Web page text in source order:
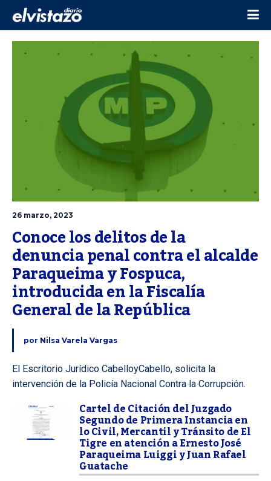
26 marzo, 2023
Conoce los delitos de la
denuncia penal contra el alcalde
Paraqueima y Fospuca,
introducida en la Fiscalía
General de la República
por Nilsa Varela Vargas
El Escritorio Jurídico CabelloyCabello, solicita la
intervención de la Policía Nacional Contra la Corrupción.
Cartel de Citación del Juzgado
Segundo de Primera Instancia en
lo Civil, Mercantil y Tránsito de El
Tigre en atención a Ernesto José
Paraqueima Luiggi y Juan Rafael
Guatache